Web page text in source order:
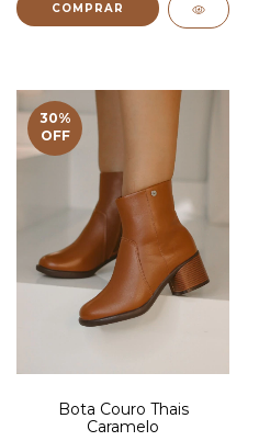
COMPRAR
30%
OFF
Bota Couro Thais
Caramelo